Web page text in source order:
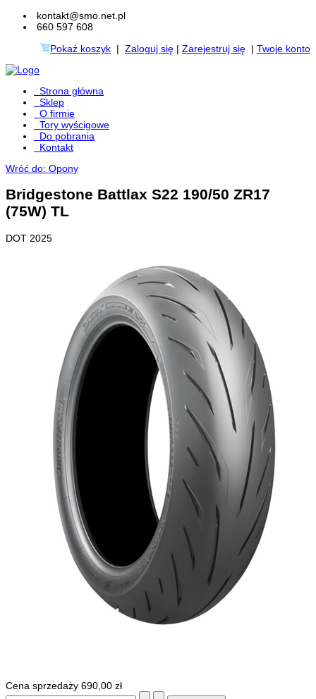
kontakt@smo.net.pl
660 597 608
Pokaż koszyk | Zaloguj się | Zarejestruj się | Twoje konto
Strona główna
Sklep
O firmie
Tory wyścigowe
Do pobrania
Kontakt
Wróć do: Opony
Bridgestone Battlax S22 190/50 ZR17
(75W) TL
DOT 2025
Cena sprzedaży 690,00 zł